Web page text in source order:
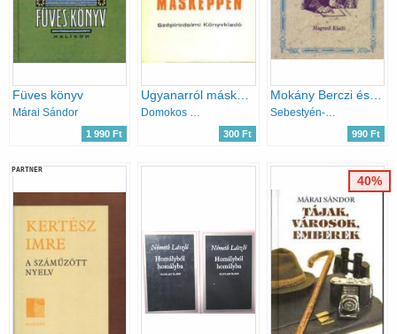
Füves könyv
Márai Sándor
1 990 Ft
Ugyanarról másképpen
Domokos Mátyás
300 Ft
Mokány Berczi és Spitzig Itzig, Göre Gábor mög a... (Magyar hírmondó)
Sebestyén-Szalay
990 Ft
PARTNER
40%